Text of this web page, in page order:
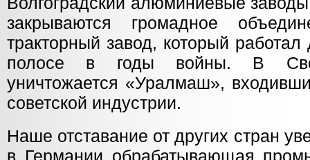
закрываются громадное
тракторный завод, который
полосе в годы войны. В
уничтожается «Уралмаш»,
советской индустрии.
Наше отставание от других стран
в Германии обрабатывающая